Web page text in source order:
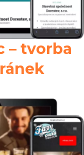
– tvorba